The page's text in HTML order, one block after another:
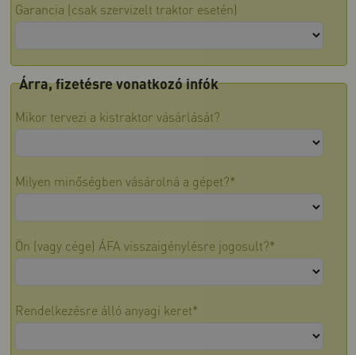
Garancia (csak szervizelt traktor esetén)
Árra, fizetésre vonatkozó infók
Mikor tervezi a kistraktor vásárlását?
Milyen minőségben vásárolná a gépet?*
Ön (vagy cége) ÁFA visszaigénylésre jogosult?*
Rendelkezésre álló anyagi keret*